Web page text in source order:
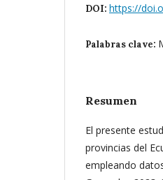
DOI: https://
Palabras clave:
Resumen
El presente
provincias del
empleando